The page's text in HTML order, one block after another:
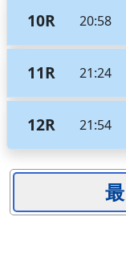
10R 20:58
11R 21:24
12R 21:54